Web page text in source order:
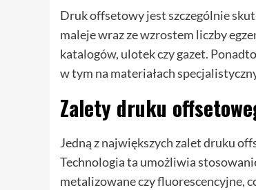
Druk offsetowy jest szczególnie
maleje wraz ze wzrostem liczby
katalogów, ulotek czy gazet.
w tym na materiałach
Zalety druku
Jedną z największych zalet druku
Technologia ta umożliwia
metalizowane czy fluorescencyjne,